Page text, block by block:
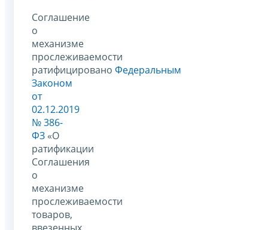
Соглашение
о
механизме
прослеживаемости
ратифицировано Федеральным
Законом
от
02.12.2019
№ 386-
ФЗ «О
ратификации
Соглашения
о
механизме
прослеживаемости
товаров,